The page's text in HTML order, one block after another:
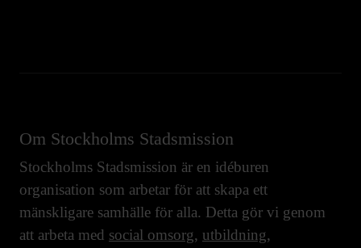
Om Stockholms Stadsmission
Stockholms Stadsmission är en idéburen
organisation som arbetar för att skapa ett
mänskligare samhälle för alla. Detta gör vi genom
att arbeta med social omsorg, utbildning,